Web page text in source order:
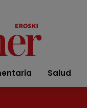
Salud